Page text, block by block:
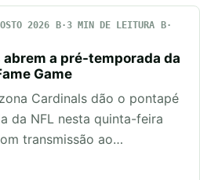
2026
3 MIN DE LEITURA
a pré-temporada da
Game
Cardinals dão o pontapé
da NFL nesta quinta-feira
transmissão ao…